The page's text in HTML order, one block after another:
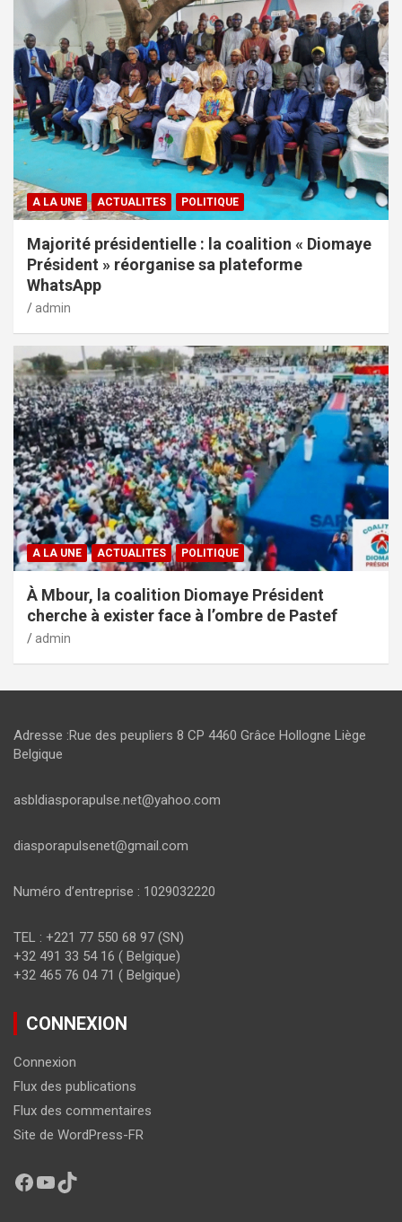
A LA UNE ACTUALITES POLITIQUE
Majorité présidentielle : la coalition « Diomaye
Président » réorganise sa plateforme
WhatsApp
admin
A LA UNE ACTUALITES POLITIQUE
À Mbour, la coalition Diomaye Président
cherche à exister face à l’ombre de Pastef
admin
Adresse :Rue des peupliers 8 CP 4460 Grâce Hollogne Liège
Belgique
asbldiasporapulse.net@yahoo.com
diasporapulsenet@gmail.com
Numéro d’entreprise : 1029032220
TEL : +221 77 550 68 97 (SN)
+32 491 33 54 16 ( Belgique)
+32 465 76 04 71 ( Belgique)
CONNEXION
Connexion
Flux des publications
Flux des commentaires
Site de WordPress-FR